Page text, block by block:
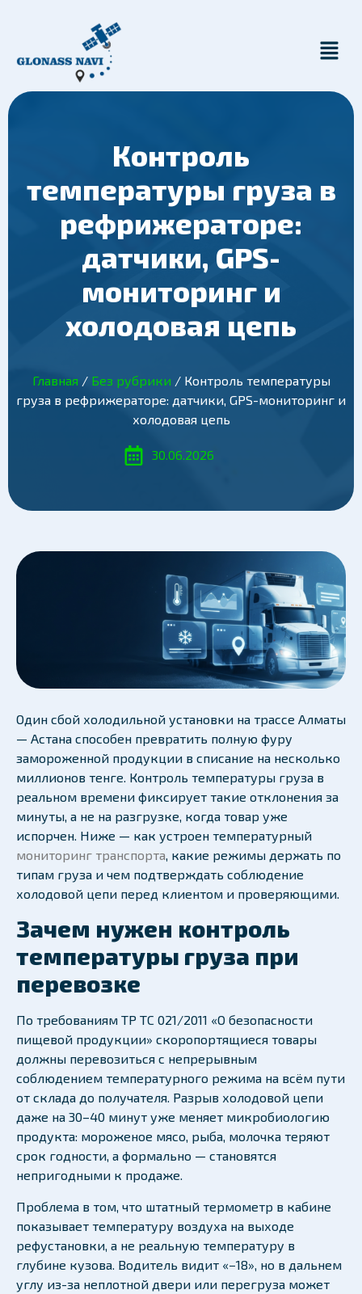
Контроль
температуры груза в
рефрижераторе:
датчики, GPS-
мониторинг и
холодовая цепь
Главная/ Без рубрики / Контроль температуры
груза в рефрижераторе: датчики, GPS-мониторинг и
холодовая цепь
30.06.2026
Один сбой холодильной установки на трассе Алматы
— Астана способен превратить полную фуру
замороженной продукции в списание на несколько
миллионов тенге. Контроль температуры груза в
реальном времени фиксирует такие отклонения за
минуты, а не на разгрузке, когда товар уже
испорчен. Ниже — как устроен температурный
мониторинг транспорта, какие режимы держать по
типам груза и чем подтверждать соблюдение
холодовой цепи перед клиентом и проверяющими.
Зачем нужен контроль
температуры груза при
перевозке
По требованиям ТР ТС 021/2011 «О безопасности
пищевой продукции» скоропортящиеся товары
должны перевозиться с непрерывным
соблюдением температурного режима на всём пути
от склада до получателя. Разрыв холодовой цепи
даже на 30–40 минут уже меняет микробиологию
продукта: мороженое мясо, рыба, молочка теряют
срок годности, а формально — становятся
непригодными к продаже.
Проблема в том, что штатный термометр в кабине
показывает температуру воздуха на выходе
рефустановки, а не реальную температуру в
глубине кузова. Водитель видит «−18», но в дальнем
углу из-за неплотной двери или перегруза может